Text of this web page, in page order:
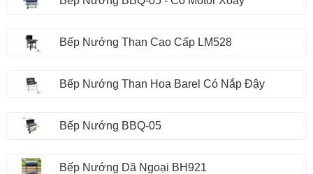
Bếp Nướng Than Cao Cấp LM528
Bếp Nướng Than Hoa Barel Có Nắp Đậy
Bếp Nướng BBQ-05
Bếp Nướng Dã Ngoại BH921